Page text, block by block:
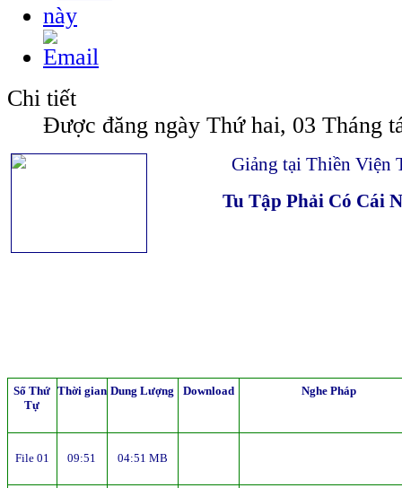
Chi tiết
Được đăng ngày Thứ hai, 03 Tháng
Giảng tại Thiền Viện
Tu Tập Phải Có Cái
Số Thứ
Tự
Thời gian Dung Lượng Download Nghe Pháp
File 01 09:51 04:51 MB